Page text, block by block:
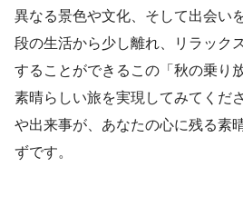
異なる景色や文化、そして出会い
段の生活から少し離れ、リラック
することができるこの「秋の乗り
素晴らしい旅を実現してみてくだ
や出来事が、あなたの心に残る素
ずです。